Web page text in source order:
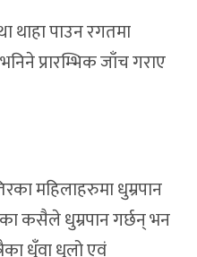
पाउन रगतमा
प्रारम्भिक जाँच गराए
महिलाहरुमा धुम्रपान
कसैले धुम्रपान गर्छन् भन
धुँवा धुलो एवं